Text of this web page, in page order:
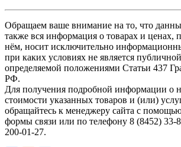
Обращаем ваше внимание на то, что
также вся информация о товарах и ценах,
нём, носит исключительно
при каких условиях не является
определяемой положениями Статьи 437
РФ.
Для получения подробной информации о
стоимости указанных товаров и (или)
обращайтесь к менеджеру сайта с
формы связи или по телефону 8 (8452) 33-
200-01-27.